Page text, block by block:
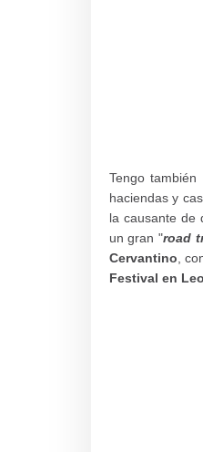
Tengo
haciendas y
la causante de
un gran "road
Cervantino ,
Festival en